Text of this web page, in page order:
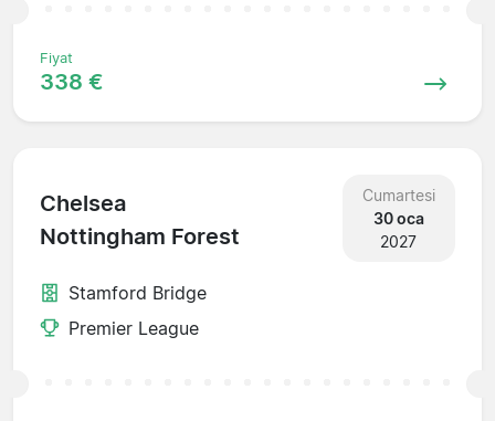
Fiyat
338 €
Chelsea
Nottingham Forest
Cumartesi
30 oca
2027
Stamford Bridge
Premier League